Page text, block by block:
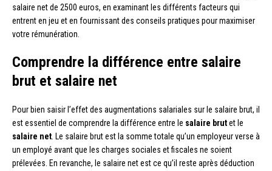
salaire net de 2500 euros, en examinant les différents facteurs qui
entrent en jeu et en fournissant des conseils pratiques pour maximiser
votre rémunération.
Comprendre la différence entre salaire
brut et salaire net
Pour bien saisir l’effet des augmentations salariales sur le salaire brut, il
est essentiel de comprendre la différence entre le salaire brutet le
salaire net. Le salaire brut est la somme totale qu’un employeur verse à
un employé avant que les charges sociales et fiscales ne soient
prélevées. En revanche, le salaire net est ce qu’il reste après déduction